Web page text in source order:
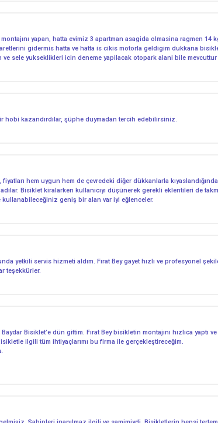
yapan, hatta evimiz 3 apartman asagida olmasina ragmen
gidermis hatta ve hatta is cikis motorla geldigim dukkana
sele yukseklikleri icin deneme yapilacak otopark alani bile mevcuttur
hobi kazandırdılar, şüphe duymadan tercih edebilirsiniz.
hem uygun hem de çevredeki diğer dükkanlarla
Bisiklet kiralarken kullanıcıyı düşünerek gerekli eklentileri de
geniş bir alan var iyi eğlenceler.
yetkili servis hizmeti aldım. Fırat Bey gayet hızlı ve profesyonel
teşekkürler.
Bisiklet’e dün gittim. Fırat Bey bisikletin montajını hızlıca
ilgili tüm ihtiyaçlarımı bu firma ile gerçekleştireceğim.